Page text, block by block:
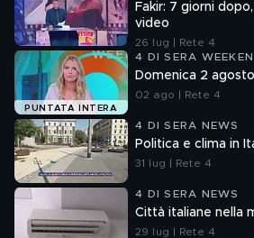
Fakir: 7 giorni
video
26 lug | Rete 4
PUNTATA INTERA
4 DI SERA
Domenica 2 agosto
02 ago | Rete 4
4 DI SERA NEWS
Politica e clima in
31 lug | Rete 4
4 DI SERA NEWS
Città italiane nella
29 lug | Rete 4